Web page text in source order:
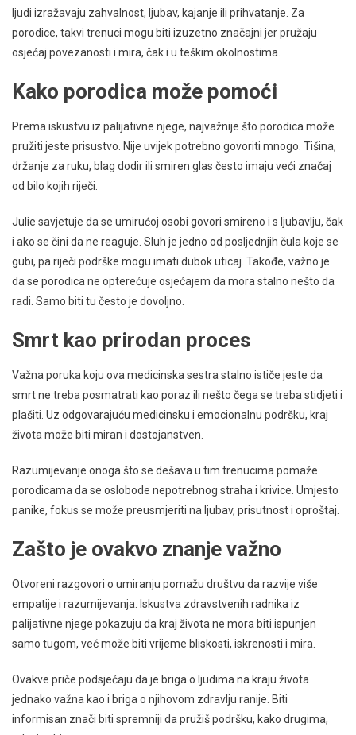
ljudi izražavaju zahvalnost, ljubav, kajanje ili prihvatanje. Za
porodice, takvi trenuci mogu biti izuzetno značajni jer pružaju
osjećaj povezanosti i mira, čak i u teškim okolnostima.
Kako porodica može pomoći
Prema iskustvu iz palijativne njege, najvažnije što porodica može
pružiti jeste prisustvo. Nije uvijek potrebno govoriti mnogo. Tišina,
držanje za ruku, blag dodir ili smiren glas često imaju veći značaj
od bilo kojih riječi.
Julie savjetuje da se umirućoj osobi govori smireno i s ljubavlju, čak
i ako se čini da ne reaguje. Sluh je jedno od posljednjih čula koje se
gubi, pa riječi podrške mogu imati dubok uticaj. Takođe, važno je
da se porodica ne opterećuje osjećajem da mora stalno nešto da
radi. Samo biti tu često je dovoljno.
Smrt kao prirodan proces
Važna poruka koju ova medicinska sestra stalno ističe jeste da
smrt ne treba posmatrati kao poraz ili nešto čega se treba stidjeti i
plašiti. Uz odgovarajuću medicinsku i emocionalnu podršku, kraj
života može biti miran i dostojanstven.
Razumijevanje onoga što se dešava u tim trenucima pomaže
porodicama da se oslobode nepotrebnog straha i krivice. Umjesto
panike, fokus se može preusmjeriti na ljubav, prisutnost i oproštaj.
Zašto je ovakvo znanje važno
Otvoreni razgovori o umiranju pomažu društvu da razvije više
empatije i razumijevanja. Iskustva zdravstvenih radnika iz
palijativne njege pokazuju da kraj života ne mora biti ispunjen
samo tugom, već može biti vrijeme bliskosti, iskrenosti i mira.
Ovakve priče podsjećaju da je briga o ljudima na kraju života
jednako važna kao i briga o njihovom zdravlju ranije. Biti
informisan znači biti spremniji da pružiš podršku, kako drugima,